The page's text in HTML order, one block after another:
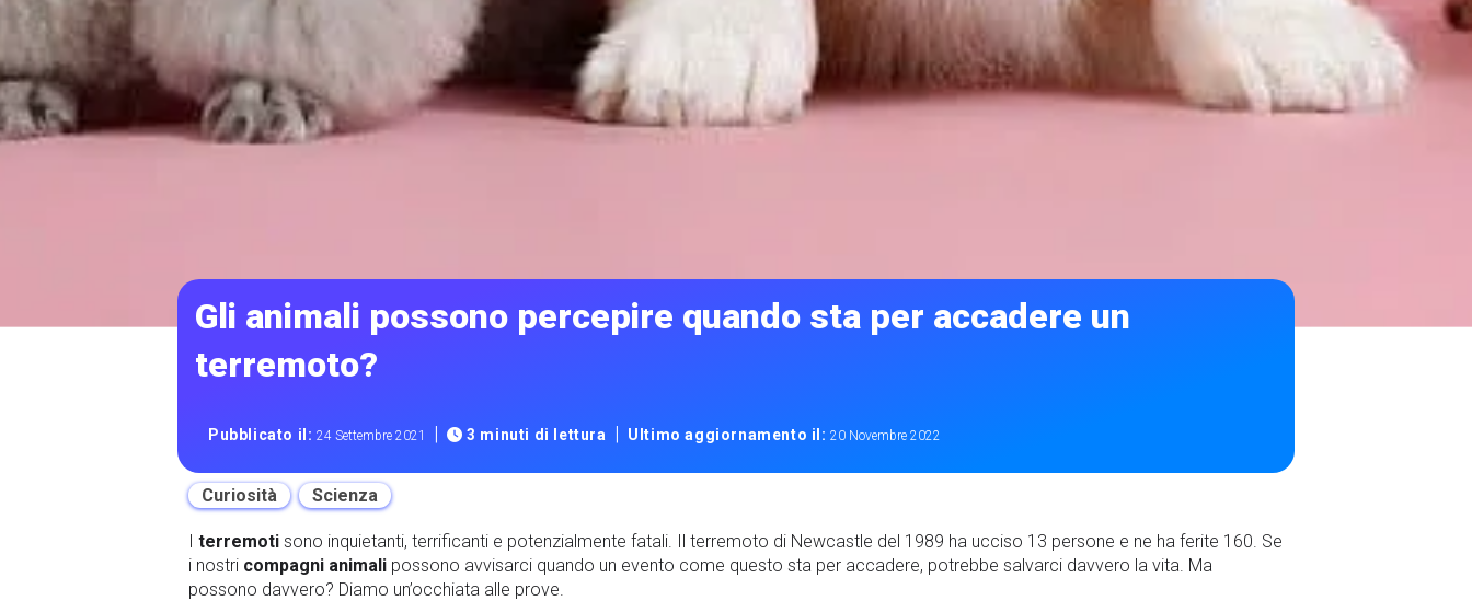
Gli animali possono percepire quando sta per accadere un
terremoto?
Pubblicato il:24 Settembre 2021 | 3 minuti di lettura | Ultimo aggiornamento il:20 Novembre 2022
Curiosità Scienza
I terremoti sono inquietanti, terrificanti e potenzialmente fatali. Il terremoto di Newcastle del 1989 ha ucciso 13 persone e ne ha ferite 160. Se
i nostri compagni animali possono avvisarci quando un evento come questo sta per accadere, potrebbe salvarci davvero la vita. Ma
possono davvero? Diamo un’occhiata alle prove.